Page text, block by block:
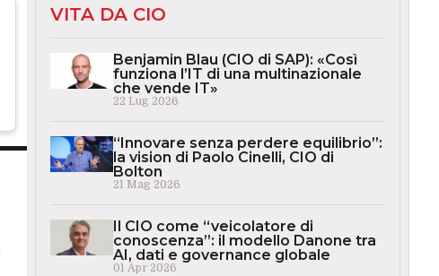
VITA DA CIO
Benjamin Blau (CIO di SAP): «Così
funziona l’IT di una multinazionale
che vende IT»
22 Lug 2026
“Innovare senza perdere equilibrio”:
la vision di Paolo Cinelli, CIO di
Bolton
21 Mag 2026
Il CIO come “veicolatore di
conoscenza”: il modello Danone tra
AI, dati e governance globale
01 Apr 2026